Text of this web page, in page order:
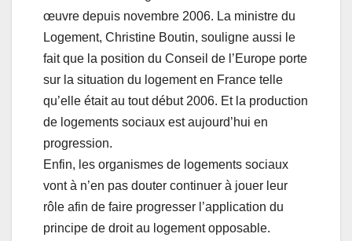
œuvre depuis novembre 2006. La ministre du
Logement, Christine Boutin, souligne aussi le
fait que la position du Conseil de l’Europe porte
sur la situation du logement en France telle
qu’elle était au tout début 2006. Et la production
de logements sociaux est aujourd’hui en
progression.
Enfin, les organismes de logements sociaux
vont à n’en pas douter continuer à jouer leur
rôle afin de faire progresser l’application du
principe de droit au logement opposable.